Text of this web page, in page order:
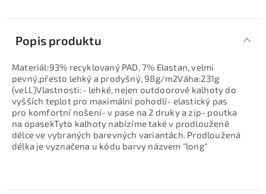
Popis produktu
Materiál:93% recyklovaný PAD, 7% Elastan, velmi
pevný,přesto lehký a prodyšný, 98g/m2Váha:231g
(vel.L)Vlastnosti:- lehké, nejen outdoorové kalhoty do
vyšších teplot pro maximální pohodlí- elastický pas
pro komfortní nošení- v pase na 2 druky a zip- poutka
na opasekTyto kalhoty nabízíme také v prodloužené
délce ve vybraných barevných variantách. Prodloužená
délka je vyznačena u kódu barvy názvem "long"